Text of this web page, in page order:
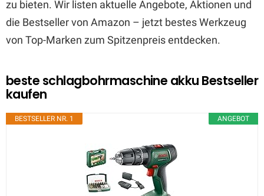
zu bieten. Wir listen aktuelle Angebote, Aktionen und
die Bestseller von Amazon – jetzt bestes Werkzeug
von Top-Marken zum Spitzenpreis entdecken.
beste schlagbohrmaschine akku Bestseller
kaufen
ANGEBOT
BESTSELLER NR. 1